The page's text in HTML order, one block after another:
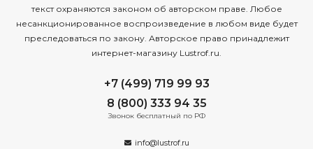
текст охраняются законом об авторском праве. Любое
несанкционированное воспроизведение в любом виде будет
преследоваться по закону. Авторское право принадлежит
интернет-магазину Lustrof.ru.
+7 (499) 719 99 93
8 (800) 333 94 35
Звонок бесплатный по РФ
info@lustrof.ru